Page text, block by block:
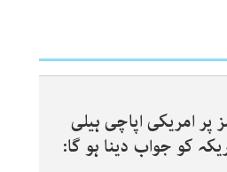
پر امریکی اپاچی ہیلی
کو جواب دینا ہو گا: